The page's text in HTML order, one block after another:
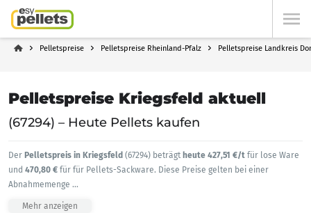
Pelletspreise Pelletspreise Rheinland-Pfalz Pelletspreise Landkreis
Pelletspreise Kriegsfeld aktuell
(67294) – Heute Pellets kaufen
Der Pelletspreis in Kriegsfeld (67294) beträgt heute 427,51 €/t für lose Ware
und 470,80 € für für Pellets-Sackware. Diese Preise gelten bei einer
Abnahmemenge ...
Mehr anzeigen